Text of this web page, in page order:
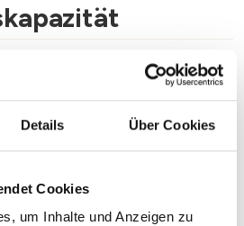
Details Über Cookies
Cookies
um Inhalte und Anzeigen zu
10